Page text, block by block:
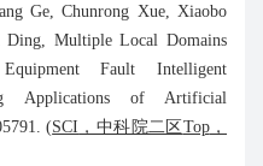
Ge, Chunrong Xue, Xiaobo
Multiple Local Domains
Fault Intelligent
Applications of Artificial
(SCI ，中科院二区 Top，